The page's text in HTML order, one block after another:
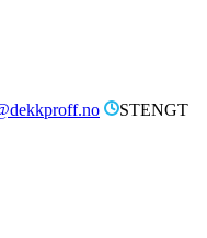
STENGT